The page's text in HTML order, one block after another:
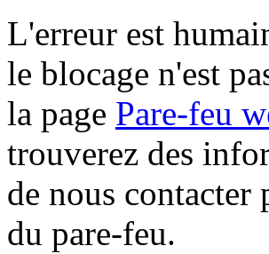
L'erreur est
le blocage n'est
la page Pare-feu
trouverez des
de nous contacter
du pare-feu.